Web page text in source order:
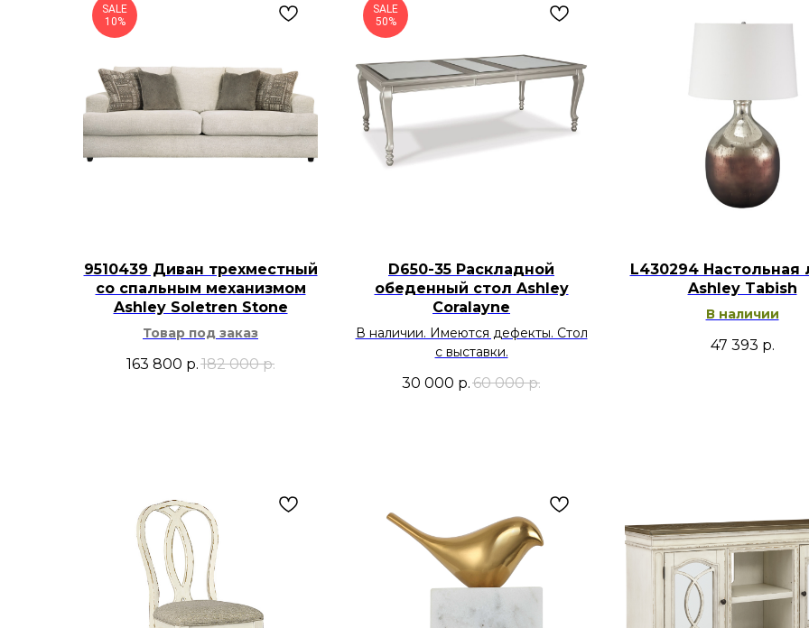
SALE
10%
9510439 Диван трехместный
со спальным механизмом
Ashley Soletren Stone
Товар под заказ
163 800 р.182 000 р.
SALE
50%
D650-35 Раскладной
обеденный стол Ashley
Coralayne
В наличии. Имеются дефекты. Стол
с выставки.
30 000 р. 60 000 р.
L430294 Настольная
Ashley Tabish
В наличии
47 393 р.